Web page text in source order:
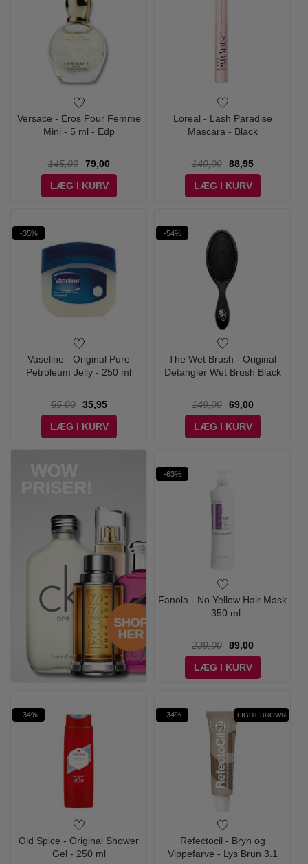
Versace - Eros Pour Femme
Mini - 5 ml - Edp
145,00
79,00
LÆG I KURV
Loreal - Lash Paradise
Mascara - Black
140,00
88,95
LÆG I KURV
-35%
Vaseline - Original Pure
Petroleum Jelly - 250 ml
55,00
35,95
LÆG I KURV
-54%
The Wet Brush - Original
Detangler Wet Brush Black
149,00
69,00
LÆG I KURV
-63%
Fanola - No Yellow Hair Mask
- 350 ml
239,00
89,00
LÆG I KURV
-34%
Old Spice - Original Shower
Gel - 250 ml
-34% LIGHT BROWN
Refectocil - Bryn og
Vippefarve - Lys Brun 3.1